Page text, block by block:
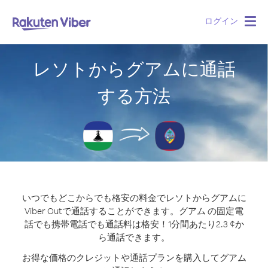
ログイン
レソトからグアムに通話
する方法
いつでもどこからでも格安の料金でレソトからグアムに
Viber Outで通話することができます。 グアム の固定電
話でも携帯電話でも通話料は格安！1分間あたり2.3 ¢か
ら通話できます。
お得な価格のクレジットや通話プランを購入してグアム